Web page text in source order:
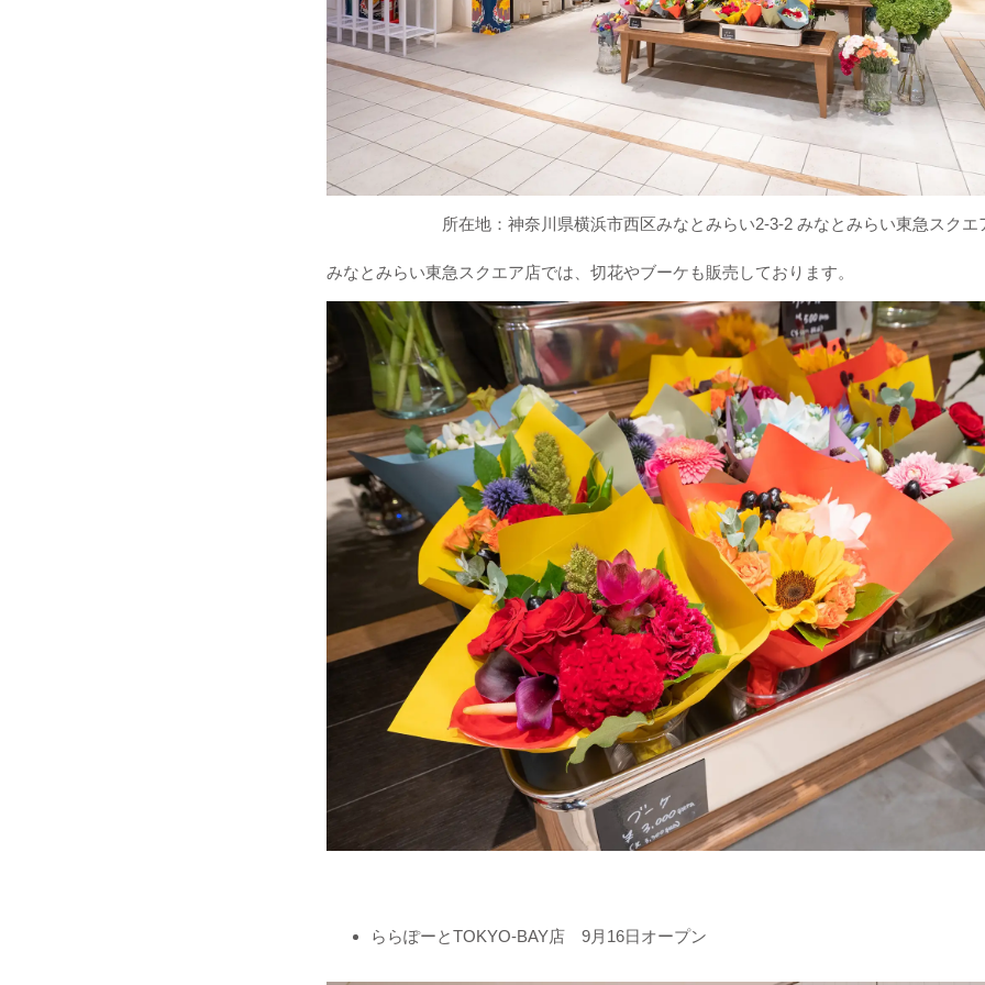
所在地：神奈川県横浜市西区みなとみらい2-3-2 みなとみらい東急スクエ
みなとみらい東急スクエア店では、切花やブーケも販売しております。
ららぽーとTOKYO-BAY店 9月16日オープン